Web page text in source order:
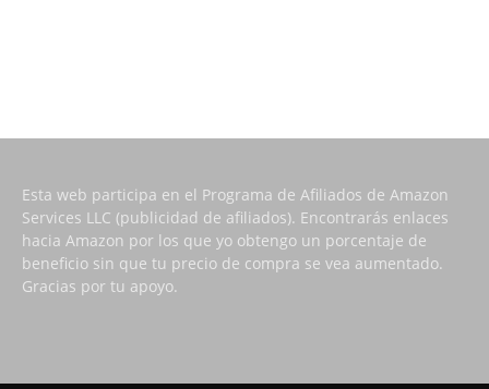
Esta web participa en el Programa de Afiliados de Amazon
Services LLC (publicidad de afiliados). Encontrarás enlaces
hacia Amazon por los que yo obtengo un porcentaje de
beneficio sin que tu precio de compra se vea aumentado.
Gracias por tu apoyo.